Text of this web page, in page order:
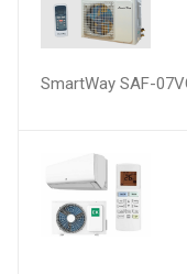
SmartWay SAF-